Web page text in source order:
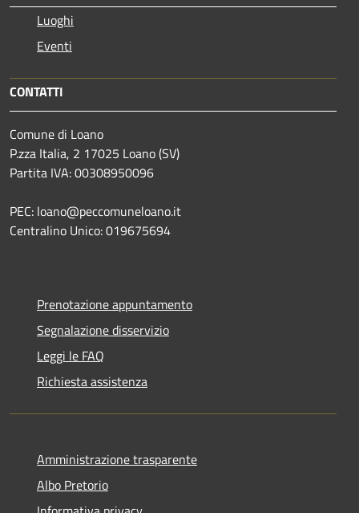
Luoghi
Eventi
CONTATTI
Comune di Loano
P.zza Italia, 2 17025 Loano (SV)
Partita IVA: 00308950096
PEC: loano@peccomuneloano.it
Centralino Unico: 019675694
Prenotazione appuntamento
Segnalazione disservizio
Leggi le FAQ
Richiesta assistenza
Amministrazione trasparente
Albo Pretorio